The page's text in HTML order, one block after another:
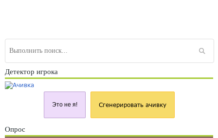
Детектор игрока
Это не я! Сгенерировать ачивку
Опрос